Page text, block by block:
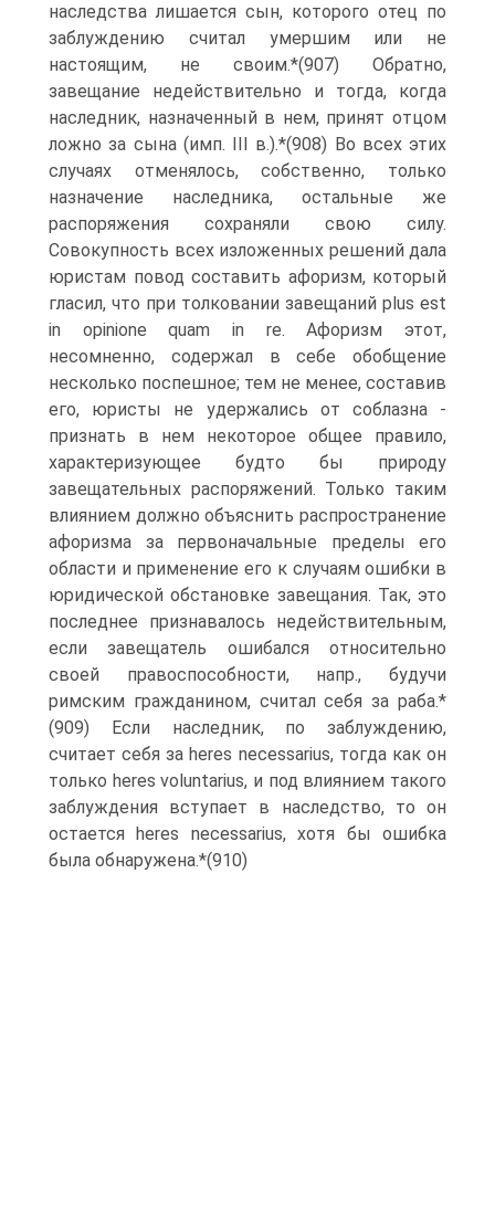
наследства лишается сын, которого отец по
заблуждению считал умершим или не
настоящим, не своим.*(907) Обратно,
завещание недействительно и тогда, когда
наследник, назначенный в нем, принят отцом
ложно за сына (имп. III в.).*(908) Во всех этих
случаях отменялось, собственно, только
назначение наследника, остальные же
распоряжения сохраняли свою силу.
Совокупность всех изложенных решений дала
юристам повод составить афоризм, который
гласил, что при толковании завещаний plus est
in opinione quam in re. Афоризм этот,
несомненно, содержал в себе обобщение
несколько поспешное; тем не менее, составив
его, юристы не удержались от соблазна -
признать в нем некоторое общее правило,
характеризующее будто бы природу
завещательных распоряжений. Только таким
влиянием должно объяснить распространение
афоризма за первоначальные пределы его
области и применение его к случаям ошибки в
юридической обстановке завещания. Так, это
последнее признавалось недействительным,
если завещатель ошибался относительно
своей правоспособности, напр., будучи
римским гражданином, считал себя за раба.*
(909) Если наследник, по заблуждению,
считает себя за heres necessarius, тогда как он
только heres voluntarius, и под влиянием такого
заблуждения вступает в наследство, то он
остается heres necessarius, хотя бы ошибка
была обнаружена.*(910)